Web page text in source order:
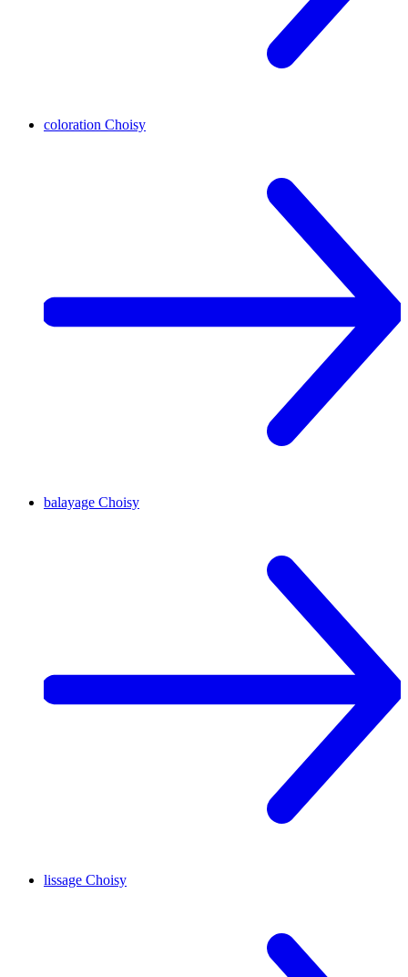
coloration Choisy
balayage Choisy
lissage Choisy